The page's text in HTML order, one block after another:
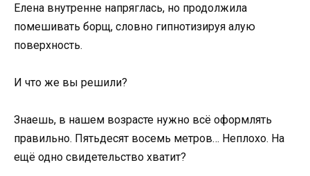
Елена внутренне напряглась, но продолжила
помешивать борщ, словно гипнотизируя алую
поверхность.
И что же вы решили?
Знаешь, в нашем возрасте нужно всё оформлять
правильно. Пятьдесят восемь метров… Неплохо. На
ещё одно свидетельство хватит?